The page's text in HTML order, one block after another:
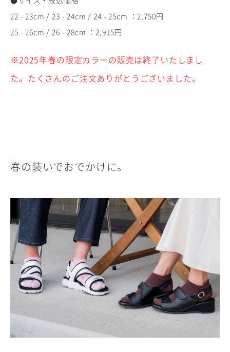
22 - 23cm / 23 - 24cm / 24 - 25cm ：2,750円
25 - 26cm / 26 - 28cm ：2,915円
※2025年春の限定カラーの販売は終了いたしまし
た。たくさんのご注文ありがとうございました。
春の装いでおでかけに。